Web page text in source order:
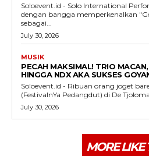
Soloevent.id - Solo International
dengan bangga memperkenalkan
sebagai...
July 30, 2026
MUSIK
PECAH MAKSIMAL! TRIO
HINGGA NDX AKA SUKSES
Soloevent.id - Ribuan orang joget
(FestivalnYa Pedangdut) di De
July 30, 2026
MORE LIKE